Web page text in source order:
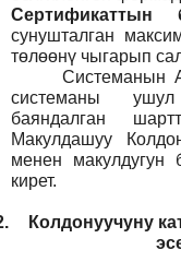
Сертификаттын
сунушталган
төлөөнү чыгарып
Системанын
системаны ушул
баяндалган
Макулдашуу
менен макулдугун
кирет.
Колдонуучуну